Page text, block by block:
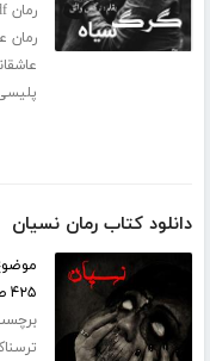
رمان pdf
رمان
دانلود کتاب رمان نسیان
۴۲۵ صفحه